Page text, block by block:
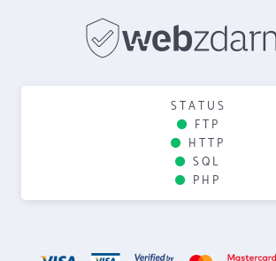
STATUS
FTP
HTTP
SQL
PHP